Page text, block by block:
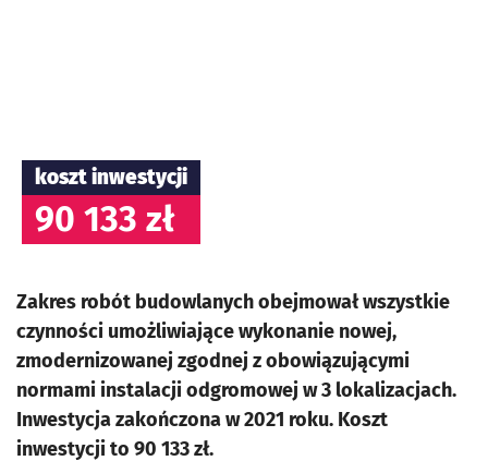
koszt inwestycji
90 133 zł
Zakres robót budowlanych obejmował wszystkie
czynności umożliwiające wykonanie nowej,
zmodernizowanej zgodnej z obowiązującymi
normami instalacji odgromowej w 3 lokalizacjach.
Inwestycja zakończona w 2021 roku. Koszt
inwestycji to 90 133 zł.